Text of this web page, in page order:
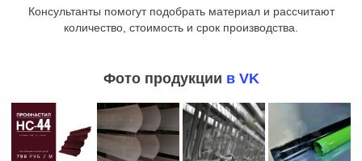
Консультанты помогут подобрать материал и рассчитают
количество, стоимость и срок производства.
Фото продукции в VK